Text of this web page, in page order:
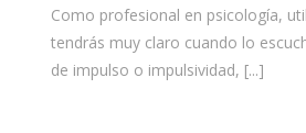
Como profesional en psicología,
tendrás muy claro cuando lo
de impulso o impulsividad, [...]